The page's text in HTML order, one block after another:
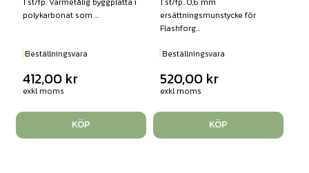
polykarbonat som ...
Beställningsvara
412,00 kr
exkl moms
KÖP
ersättningsmunstycke för
Flashforg...
Beställningsvara
520,00 kr
exkl moms
KÖP